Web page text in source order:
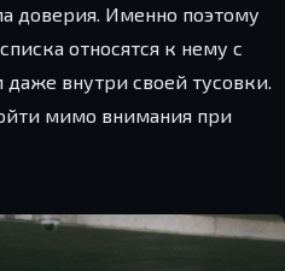
доверия. Именно поэтому
относятся к нему с
внутри своей тусовки.
мимо внимания при